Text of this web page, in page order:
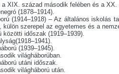
a XIX. század második felében és a
(1878–1914).
(1914–1918) – Az általános iskolás
külön szerepel az egyetemes és a
közötti időszak (1919–1939).
(1939–1945).
világháborúban.
utáni időszak.
világháború után.